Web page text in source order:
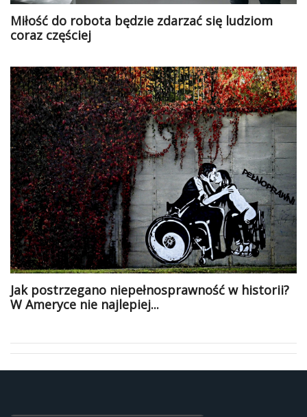
Miłość do robota będzie zdarzać się ludziom
coraz częściej
Jak postrzegano niepełnosprawność w historii?
W Ameryce nie najlepiej...